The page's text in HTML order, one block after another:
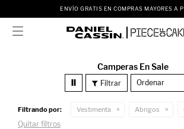
ENVÍO GRATIS EN COMPRAS MAYORES A

Camperas En Sale
Recomendados
Filtrando por: Vestimenta Abrigos
Quitar filtros